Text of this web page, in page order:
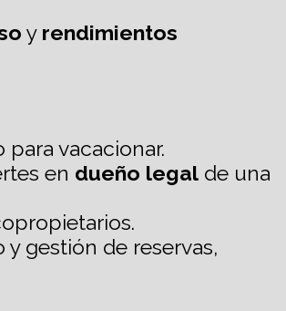
y rendimientos
vacacionar.
en dueño legal de una
gestión de reservas,